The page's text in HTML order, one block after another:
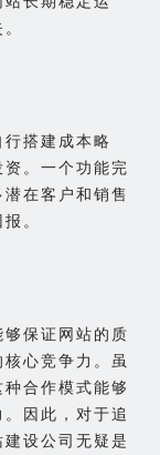
搭建成本略
。一个功能完
在客户和销售
。
保证网站的质
心竞争力。虽
合作模式能够
因此，对于追
设公司无疑是